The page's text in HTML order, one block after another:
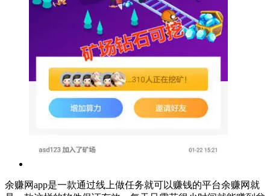
余赚网app是一款通过线上做任务就可以赚钱的平台余赚网就